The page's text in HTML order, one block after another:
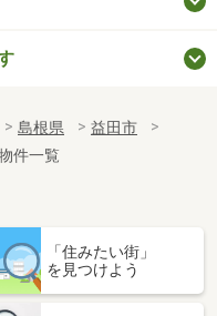
島根県
益田市
件一覧
「住みたい街」
を見つけよう